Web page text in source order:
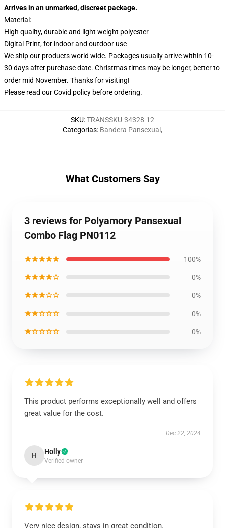
Arrives in an unmarked, discreet package.
Material:
High quality, durable and light weight polyester
Digital Print, for indoor and outdoor use
We ship our products world wide. Packages usually arrive within 10-
30 days after purchase date. Christmas times may be longer, better to
order mid November. Thanks for visiting!
Please read our Covid policy before ordering.
SKU:TRANSSKU-34328-12
Categorías: Bandera Pansexual ,
What Customers Say
3 reviews for Polyamory Pansexual
Combo Flag PN0112
★★★★★ 100%
★★★★☆ 0%
★★★☆☆ 0%
★★☆☆☆ 0%
★☆☆☆☆ 0%
This product performs exceptionally well and offers
great value for the cost.
Dec 22, 2024
H Holly
Verified owner
Very nice design, stays in great condition.